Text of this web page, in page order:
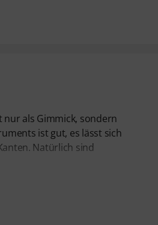
nur als Gimmick, sondern
ist gut, es lässt sich
Natürlich sind